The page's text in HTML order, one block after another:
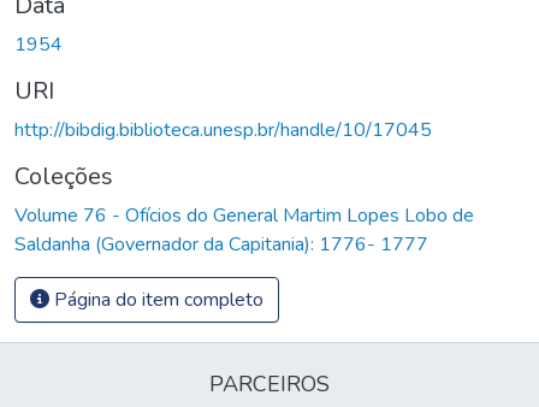
1954
URI
http://bibdig.biblioteca.unesp.br/handle/10/17045
Coleções
Volume 76 - Ofícios do General Martim Lopes Lobo de
Saldanha (Governador da Capitania): 1776- 1777
Página do item completo
PARCEIROS